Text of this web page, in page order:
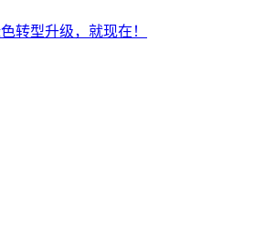
转型升级，就现在！